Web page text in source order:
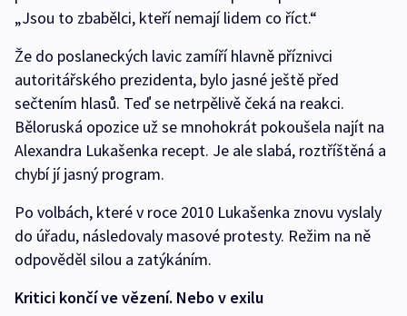
„Jsou to zbabělci, kteří nemají lidem co říct.“
Že do poslaneckých lavic zamíří hlavně příznivci
autoritářského prezidenta, bylo jasné ještě před
sečtením hlasů. Teď se netrpělivě čeká na reakci.
Běloruská opozice už se mnohokrát pokoušela najít na
Alexandra Lukašenka recept. Je ale slabá, roztříštěná a
chybí jí jasný program.
Po volbách, které v roce 2010 Lukašenka znovu vyslaly
do úřadu, následovaly masové protesty. Režim na ně
odpověděl silou a zatýkáním.
Kritici končí ve vězení. Nebo v exilu